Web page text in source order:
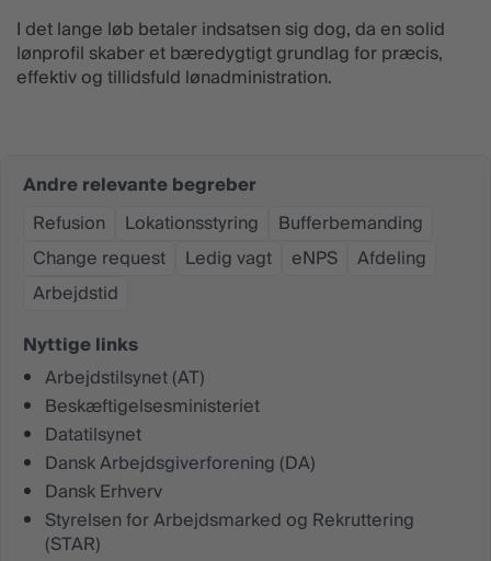
I det lange løb betaler indsatsen sig dog, da en solid
lønprofil skaber et bæredygtigt grundlag for præcis,
effektiv og tillidsfuld lønadministration.
Andre relevante begreber
Refusion
Lokationsstyring
Bufferbemanding
Change request
Ledig vagt eNPS
Afdeling
Arbejdstid
Nyttige links
Arbejdstilsynet (AT)
Beskæftigelsesministeriet
Datatilsynet
Dansk Arbejdsgiverforening (DA)
Dansk Erhverv
Styrelsen for Arbejdsmarked og Rekruttering
(STAR)